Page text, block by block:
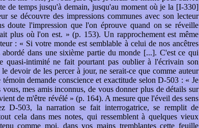
de temps jusqu'à demain, jusqu'au moment où je la [I-330]
se découvre des impressions communes avec son lecteur
doute l'impression que l'on éprouve quand on se réveille
plus où l'on est. » (p. 153). Un rapprochement est même
: « Si votre monde est semblable à celui de nos ancêtres
dans une sixième partie du monde [...]. C'est ce qui
quasi-intimité ne fait pourtant pas oublier à l'écrivain son
devoir de les percer à jour, ne serait-ce que comme auteur
demande conscience et exactitude selon D-503 : « Je
mes amis inconnus, de vous donner plus de détails sur
de m'être révélé » (p. 164). A mesure que l'éveil des sens
D-503, la narration se fait interrogatrice, se remplit de
cela dans mes notes, qui ressemblent à quelques vieux
comme moi, dans vos mains tremblantes cette feuille